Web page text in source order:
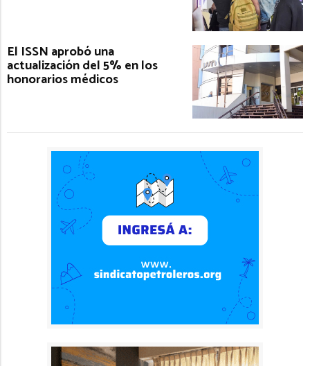
El ISSN aprobó una
actualización del 5% en los
honorarios médicos